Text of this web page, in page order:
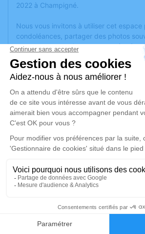
Faire-part
2022 à Champigné.
Nous vous invitons à utiliser cet espace
condoléances, partager des photos
anecdote ou exprimer vos pensées à
ou des textes. Cet endroit est un lieu
honorer la mémoire de Jeanne
Un service de plantation d’arbre
vendredi 21 janvier 2022 à
Église de Grez-Neuville
49220 Grez-Neuville
Je